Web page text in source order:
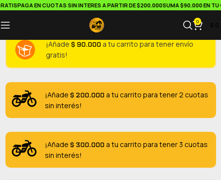
PAGA EN CUOTAS SIN INTERES A PARTIR DE $200.000SUMA $90.000 EN TU
0
¡Añade $90.000 a tu carrito para tener envío
gratis!
¡Añade $200.000 a tu carrito para tener 2 cuotas
sin interés!
¡Añade $300.000 a tu carrito para tener 3 cuotas
sin interés!